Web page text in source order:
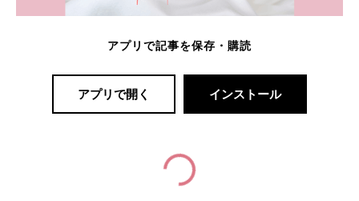
アプリで記事を保存・購読
アプリで開く インストール